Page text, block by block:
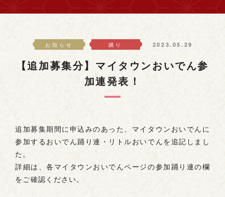
よくある質問
お知らせ 踊り 2023.05.29
【追加募集分】マイタウンおいでん参
加連発表！
追加募集期間に申込みのあった、マイタウンおいでんに
参加するおいでん踊り連・リトルおいでんを追記しまし
た。
詳細は、各マイタウンおいでんページの参加踊り連の欄
をご確認ください。